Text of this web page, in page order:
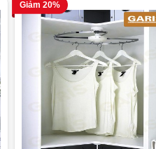
Giảm 20%